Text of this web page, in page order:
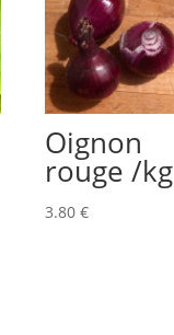
Oignon
rouge /kg
3.80€